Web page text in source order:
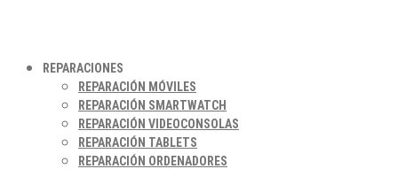
REPARACIONES
REPARACIÓN MÓVILES
REPARACIÓN SMARTWATCH
REPARACIÓN VIDEOCONSOLAS
REPARACIÓN TABLETS
REPARACIÓN ORDENADORES